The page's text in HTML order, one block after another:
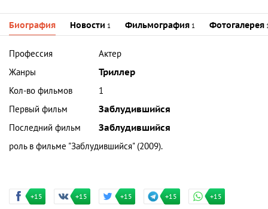
Биография Новости 1 Фильмография 1 Фотогалерея
Профессия
Актер
Жанры
Триллер
Кол-во фильмов
1
Первый фильм
Заблудившийся
Последний фильм
Заблудившийся
роль в фильме "Заблудившийся" (2009).
+15 +15 +15 +15 +15